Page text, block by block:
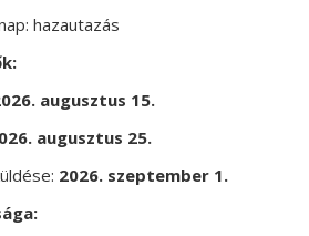
hazautazás
augusztus 15.
augusztus 25.
2026. szeptember 1.